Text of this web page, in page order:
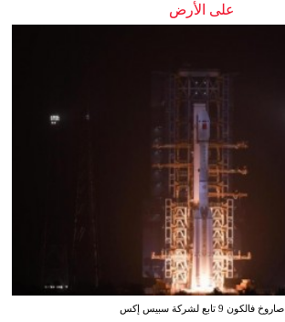
على الأرض
صاروخ فالكون 9 تابع لشركة سبيس إكس